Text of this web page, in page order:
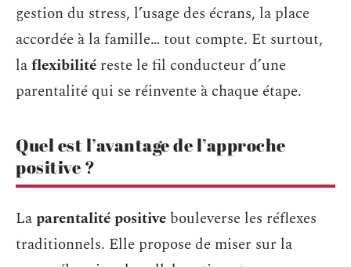
gestion du stress, l’usage des écrans, la place
accordée à la famille… tout compte. Et surtout,
laflexibilité reste le fil conducteur d’une
parentalité qui se réinvente à chaque étape.
Quel est l’avantage de l’approche
positive ?
Laparentalité positive bouleverse les réflexes
traditionnels. Elle propose de miser sur la